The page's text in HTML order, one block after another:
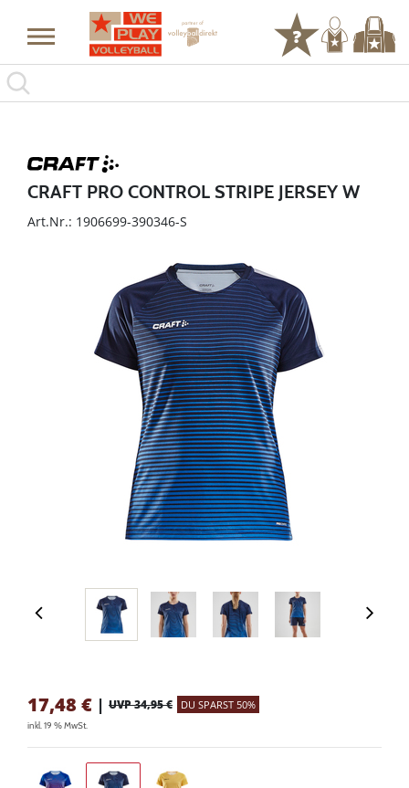
CRAFT PRO CONTROL STRIPE JERSEY W
Art.Nr.: 1906699-390346-S
17,48 € | UVP 34,95 € DU SPARST 50%
inkl. 19 % MwSt.